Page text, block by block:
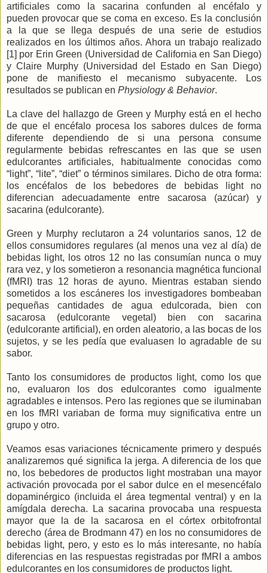
artificiales como la sacarina confunden al encéfalo y
pueden provocar que se coma en exceso. Es la conclusión
a la que se llega después de una serie de estudios
realizados en los últimos años. Ahora un trabajo realizado
[1] por Erin Green (Universidad de California en San Diego)
y Claire Murphy (Universidad del Estado en San Diego)
pone de manifiesto el mecanismo subyacente. Los
resultados se publican en Physiology & Behavior.
La clave del hallazgo de Green y Murphy está en el hecho
de que el encéfalo procesa los sabores dulces de forma
diferente dependiendo de si una persona consume
regularmente bebidas refrescantes en las que se usen
edulcorantes artificiales, habitualmente conocidas como
“light”, “lite”, “diet” o términos similares. Dicho de otra forma:
los encéfalos de los bebedores de bebidas light no
diferencian adecuadamente entre sacarosa (azúcar) y
sacarina (edulcorante).
Green y Murphy reclutaron a 24 voluntarios sanos, 12 de
ellos consumidores regulares (al menos una vez al día) de
bebidas light, los otros 12 no las consumían nunca o muy
rara vez, y los sometieron a resonancia magnética funcional
(fMRI) tras 12 horas de ayuno. Mientras estaban siendo
sometidos a los escáneres los investigadores bombeaban
pequeñas cantidades de agua edulcorada, bien con
sacarosa (edulcorante vegetal) bien con sacarina
(edulcorante artificial), en orden aleatorio, a las bocas de los
sujetos, y se les pedía que evaluasen lo agradable de su
sabor.
Tanto los consumidores de productos light, como los que
no, evaluaron los dos edulcorantes como igualmente
agradables e intensos. Pero las regiones que se iluminaban
en los fMRI variaban de forma muy significativa entre un
grupo y otro.
Veamos esas variaciones técnicamente primero y después
analizaremos qué significa la jerga. A diferencia de los que
no, los bebedores de productos light mostraban una mayor
activación provocada por el sabor dulce en el mesencéfalo
dopaminérgico (incluida el área tegmental ventral) y en la
amígdala derecha. La sacarina provocaba una respuesta
mayor que la de la sacarosa en el córtex orbitofrontal
derecho (área de Brodmann 47) en los no consumidores de
bebidas light, pero, y esto es lo más interesante, no había
diferencias en las respuestas registradas por fMRI a ambos
edulcorantes en los consumidores de productos light.